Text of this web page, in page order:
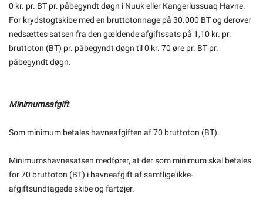
0 kr. pr. BT pr. påbegyndt døgn i Nuuk eller Kangerlussuaq Havne.
For krydstogtskibe med en bruttotonnage på 30.000 BT og derover
nedsættes satsen fra den gældende afgiftssats på 1,10 kr. pr.
bruttoton (BT) pr. påbegyndt døgn til 0 kr. 70 øre pr. BT pr.
påbegyndt døgn.
Minimumsafgift
Som minimum betales havneafgiften af 70 bruttoton (BT).
Minimumshavnesatsen medfører, at der som minimum skal betales
for 70 bruttoton (BT) i havneafgift af samtlige ikke-
afgiftsundtagede skibe og fartøjer.